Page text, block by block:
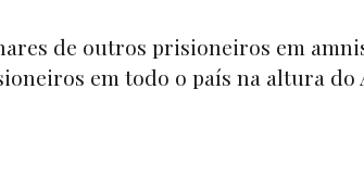
de outros prisioneiros em
em todo o país na altura do